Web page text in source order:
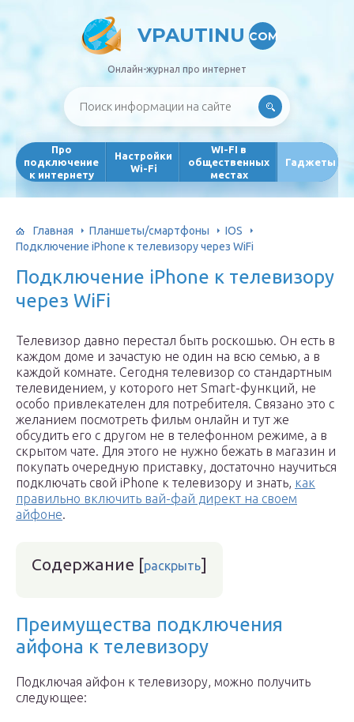
VPAUTINU COM
Онлайн-журнал про интернет
Про
подключение
к интернету
Настройки
Wi-Fi
WI-FI в
общественных
местах
Гаджеты
Главная Планшеты/смартфоны
IOS
Подключение iPhone к телевизору через WiFi
Подключение iPhone к телевизору
через WiFi
Телевизор давно перестал быть роскошью. Он есть в
каждом доме и зачастую не один на всю семью, а в
каждой комнате. Сегодня телевизор со стандартным
телевидением, у которого нет Smart-функций, не
особо привлекателен для потребителя. Связано это с
желанием посмотреть фильм онлайн и тут же
обсудить его с другом не в телефонном режиме, а в
скрытом чате. Для этого не нужно бежать в магазин и
покупать очередную приставку, достаточно научиться
подключать свой iPhone к телевизору и знать, как
правильно включить вай-фай директ на своем
айфоне.
Содержание [раскрыть]
Преимущества подключения
айфона к телевизору
Подключая айфон к телевизору, можно получить
следующее: